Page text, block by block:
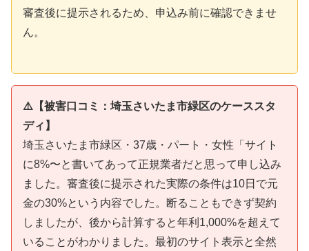
審査後に提示されるため、申込み前に確認できませ
ん。
⚠️【被害口コミ：埼玉さいたま市緑区のケーススタ
ディ】
埼玉さいたま市緑区・37歳・パート・女性「サイト
に8%〜と書いてあって正規業者だと思って申し込み
ました。審査後に提示された実際の条件は10日で元
金の30%という内容でした。断ることもできず契約
しましたが、後から計算すると年利1,000%を超えて
いることがわかりました。最初のサイト表示と全然